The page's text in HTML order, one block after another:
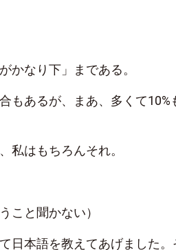
かなり下」まである。
もあるが、まあ、多くて10%
私はもちろんそれ。
こと聞かない）
日本語を教えてあげました。